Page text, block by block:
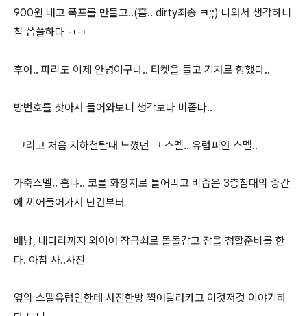
900원 내고 폭포를 만들고..(흠.. dirty죄송 ㅋ;;) 나와서 생각하니
참 씁쓸하다 ㅋㅋ
후아.. 파리도 이제 안녕이구나.. 티켓을 들고 기차로 향했다..
방번호를 찾아서 들어와보니 생각보다 비좁다..
그리고 처음 지하철탈때 느꼈던 그 스멜.. 유럽피안 스멜..
가축스멜.. 흠냐.. 코를 화장지로 틀어막고 비좁은 3층침대의 중간
에 끼어들어가서 난간부터
배낭, 내다리까지 와이어 잠금쇠로 돌돌감고 잠을 청할준비를 한
다. 아참 사..사진
옆의 스멜유럽인한테 사진한방 찍어달라카고 이것저것 이야기하